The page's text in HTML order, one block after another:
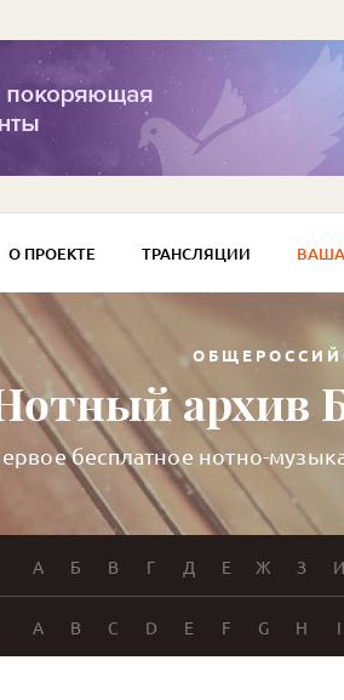
О ПРОЕКТЕ ТРАНСЛЯЦИИ
архив
бесплатное нотно-
А Б В Г Д Е Ж З И
A B C D E F G H I